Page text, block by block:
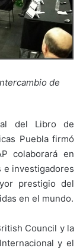
de
del Libro de
Puebla firmó
colaborará en
e investigadores
prestigio del
en el mundo.
Council y la
y el